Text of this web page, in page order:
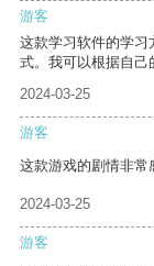
游客
这款学习软件的学习
式。我可以根据自己
2024-03-25
游客
这款游戏的剧情非常
2024-03-25
游客